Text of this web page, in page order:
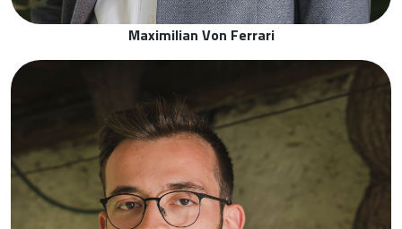
Maximilian Von Ferrari